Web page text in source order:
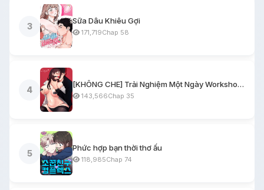
3
Sữa Dâu Khiêu Gợi
171,719Chap 58
4
[KHÔNG CHE] Trải Nghiệm Một Ngày Workshop BDSM
143,566Chap 35
5
Phức hợp bạn thời thơ ấu
118,985Chap 74